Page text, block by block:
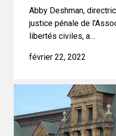
Abby Deshman,
justice pénale de
libertés civiles, a…
février 22, 2022
devant
les